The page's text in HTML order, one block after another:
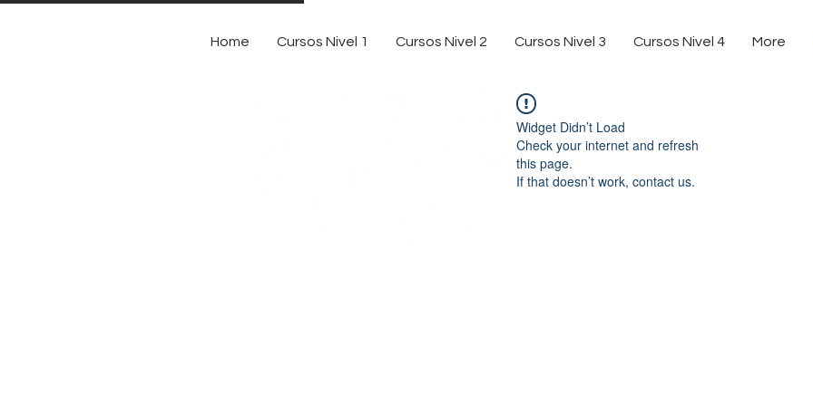
Home Cursos Nivel 1 Cursos Nivel 2 Cursos Nivel 3 Cursos Nivel 4 More
Widget Didn’t Load
Check your internet and refresh
this page.
If that doesn’t work, contact us.